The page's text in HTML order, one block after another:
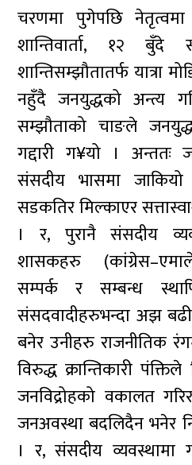
चरणमा पुगेपछि
शान्तिवार्ता, १२
शान्तिसम्झौतातर्फ यात्रा
नहुँदै जनयुद्धको अन्त्य
सम्झौताको चाङले
गद्दारी ग¥यो । अन्ततः
संसदीय भासमा
सडकतिर मिल्काएर
। र, पुरानै संसदीय
शासकहरु
सम्पर्क र सम्बन्ध
संसदवादीहरुभन्दा अझ बढी
बनेर उनीहरु राजनीतिक
विरुद्ध क्रान्तिकारी
जनविद्रोहको वकालत
जनअवस्था बदलिदैन भनेर
। र, संसदीय